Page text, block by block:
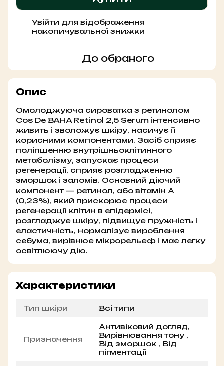
Увійти для відображення
накопичувальної знижки
До обраного
Опис
Омолоджуюча сироватка з ретинолом
Cos De BAHA Retinol 2,5 Serum інтенсивно
живить і зволожує шкіру, насичує її
корисними компонентами. Засіб сприяє
поліпшенню внутрішньоклітинного
метаболізму, запускає процеси
регенерації, сприяє розгладженню
зморшок і заломів. Основний діючий
компонент — ретинол, або вітамін А
(0,23%), який прискорює процеси
регенерації клітин в епідермісі,
розгладжує шкіру, підвищує пружність і
еластичність, нормалізує вироблення
себума, вирівнює мікрорельєф і має легку
освітлюючу дію.
Характеристики
Тип шкіри Всі типи
Призначення
Антивіковий догляд,
Вирівнювання тону ,
Від зморшок , Від
пігментації